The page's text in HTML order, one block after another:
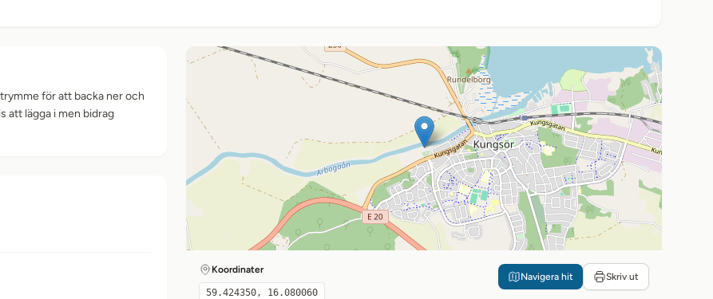
för att backa ner och
att lägga i men bidrag
Koordinater
59.424350, 16.080060
Navigera hit Skriv ut